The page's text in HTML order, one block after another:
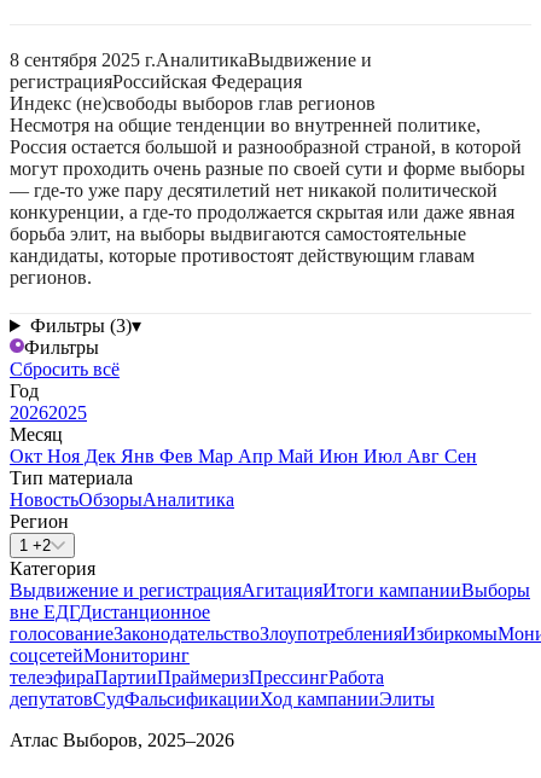
8 сентября 2025 г.АналитикаВыдвижение и
регистрацияРоссийская Федерация
Индекс (не)свободы выборов глав регионов
Несмотря на общие тенденции во внутренней политике,
Россия остается большой и разнообразной страной, в которой
могут проходить очень разные по своей сути и форме выборы
— где-то уже пару десятилетий нет никакой политической
конкуренции, а где-то продолжается скрытая или даже явная
борьба элит, на выборы выдвигаются самостоятельные
кандидаты, которые противостоят действующим главам
регионов.
Фильтры (3)▾
Фильтры
Сбросить всё
Год
20262025
Месяц
Окт Ноя Дек Янв Фев Мар Апр Май Июн Июл Авг Сен
Тип материала
НовостьОбзорыАналитика
Регион
1 +2
Категория
Выдвижение и регистрацияАгитацияИтоги кампанииВыборы
вне ЕДГДистанционное
голосованиеЗаконодательствоЗлоупотребленияИзбиркомы
соцсетейМониторинг
телеэфираПартииПраймеризПрессингРабота
депутатовСудФальсификацииХод кампанииЭлиты
Атлас Выборов, 2025–2026